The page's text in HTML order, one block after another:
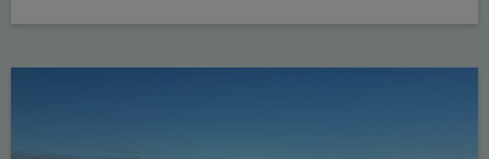
Maria Bredberg Pettersson medverkade i